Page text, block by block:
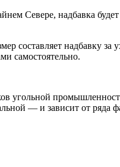
Севере, надбавка
составляет надбавку
самостоятельно.
угольной
— и зависит от ряда